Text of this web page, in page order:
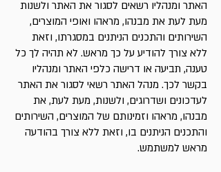
האתר ומנהליו רשאים לסגור את האתר ולשנות
מעת לעת את מבנהו, מראהו ואופי המוצרים,
השירותים והתכנים הניתנים במסגרתו, וזאת
ללא צורך להודיע על כך מראש. לא תהיה לך כל
טענה, תביעה או דרישה כלפי האתר ומנהליו
בקשר לכך. מנהל האתר רשאי לסגור את האתר
לעדכונים ושדרוגים, ולשנות, מעת לעת, את
מבנהו, מראהו וזמינותם של המוצרים, השירותים
והתכנים הניתנים בו, וזאת ללא צורך בהודעה
מראש למשתמש.